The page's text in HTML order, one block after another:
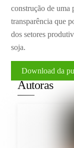
construção de uma
transparência que
dos setores
soja.
Download da
Autoras